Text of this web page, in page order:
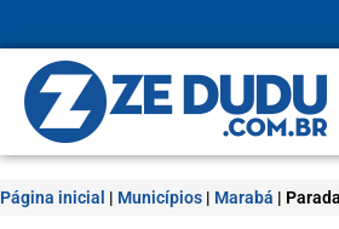
Página inicial | Municípios | Marabá |